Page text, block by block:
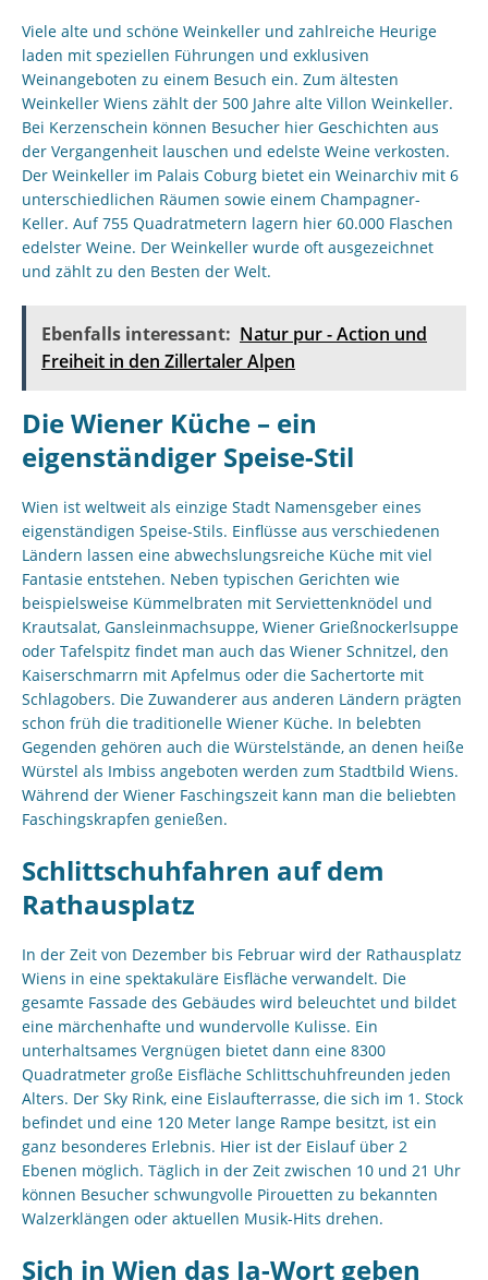
Viele alte und schöne Weinkeller und zahlreiche Heurige
laden mit speziellen Führungen und exklusiven
Weinangeboten zu einem Besuch ein. Zum ältesten
Weinkeller Wiens zählt der 500 Jahre alte Villon Weinkeller.
Bei Kerzenschein können Besucher hier Geschichten aus
der Vergangenheit lauschen und edelste Weine verkosten.
Der Weinkeller im Palais Coburg bietet ein Weinarchiv mit 6
unterschiedlichen Räumen sowie einem Champagner-
Keller. Auf 755 Quadratmetern lagern hier 60.000 Flaschen
edelster Weine. Der Weinkeller wurde oft ausgezeichnet
und zählt zu den Besten der Welt.
Ebenfalls interessant: Natur pur - Action und
Freiheit in den Zillertaler Alpen
Die Wiener Küche – ein
eigenständiger Speise-Stil
Wien ist weltweit als einzige Stadt Namensgeber eines
eigenständigen Speise-Stils. Einflüsse aus verschiedenen
Ländern lassen eine abwechslungsreiche Küche mit viel
Fantasie entstehen. Neben typischen Gerichten wie
beispielsweise Kümmelbraten mit Serviettenknödel und
Krautsalat, Gansleinmachsuppe, Wiener Grießnockerlsuppe
oder Tafelspitz findet man auch das Wiener Schnitzel, den
Kaiserschmarrn mit Apfelmus oder die Sachertorte mit
Schlagobers. Die Zuwanderer aus anderen Ländern prägten
schon früh die traditionelle Wiener Küche. In belebten
Gegenden gehören auch die Würstelstände, an denen heiße
Würstel als Imbiss angeboten werden zum Stadtbild Wiens.
Während der Wiener Faschingszeit kann man die beliebten
Faschingskrapfen genießen.
Schlittschuhfahren auf dem
Rathausplatz
In der Zeit von Dezember bis Februar wird der Rathausplatz
Wiens in eine spektakuläre Eisfläche verwandelt. Die
gesamte Fassade des Gebäudes wird beleuchtet und bildet
eine märchenhafte und wundervolle Kulisse. Ein
unterhaltsames Vergnügen bietet dann eine 8300
Quadratmeter große Eisfläche Schlittschuhfreunden jeden
Alters. Der Sky Rink, eine Eislaufterrasse, die sich im 1. Stock
befindet und eine 120 Meter lange Rampe besitzt, ist ein
ganz besonderes Erlebnis. Hier ist der Eislauf über 2
Ebenen möglich. Täglich in der Zeit zwischen 10 und 21 Uhr
können Besucher schwungvolle Pirouetten zu bekannten
Walzerklängen oder aktuellen Musik-Hits drehen.
Sich in Wien das Ja-Wort geben